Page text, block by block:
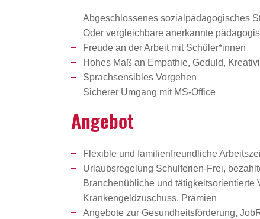
Abgeschlossenes sozialpädagogisches
Oder vergleichbare anerkannte
Freude an der Arbeit mit Schüler*innen
Hohes Maß an Empathie, Geduld,
Sprachsensibles Vorgehen
Sicherer Umgang mit MS-Office
Angebot
Flexible und familienfreundliche
Urlaubsregelung Schulferien-Frei,
Branchenübliche und
Krankengeldzuschuss, Prämien
Angebote zur Gesundheitsförderung,